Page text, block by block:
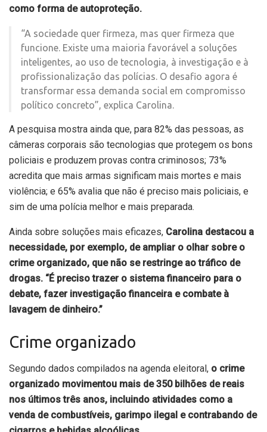
como forma de autoproteção.
“A sociedade quer firmeza, mas quer firmeza que
funcione. Existe uma maioria favorável a soluções
inteligentes, ao uso de tecnologia, à investigação e à
profissionalização das polícias. O desafio agora é
transformar essa demanda social em compromisso
político concreto”, explica Carolina.
A pesquisa mostra ainda que, para 82% das pessoas, as
câmeras corporais são tecnologias que protegem os bons
policiais e produzem provas contra criminosos; 73%
acredita que mais armas significam mais mortes e mais
violência; e 65% avalia que não é preciso mais policiais, e
sim de uma polícia melhor e mais preparada.
Ainda sobre soluções mais eficazes, Carolina destacou a
necessidade, por exemplo, de ampliar o olhar sobre o
crime organizado, que não se restringe ao tráfico de
drogas. “É preciso trazer o sistema financeiro para o
debate, fazer investigação financeira e combate à
lavagem de dinheiro.”
Crime organizado
Segundo dados compilados na agenda eleitoral, o crime
organizado movimentou mais de 350 bilhões de reais
nos últimos três anos, incluindo atividades como a
venda de combustíveis, garimpo ilegal e contrabando de